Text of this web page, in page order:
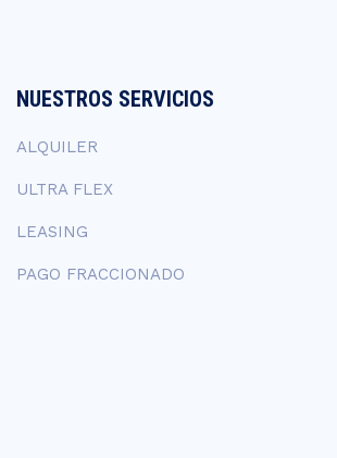
NUESTROS SERVICIOS
ALQUILER
ULTRA FLEX
LEASING
PAGO FRACCIONADO